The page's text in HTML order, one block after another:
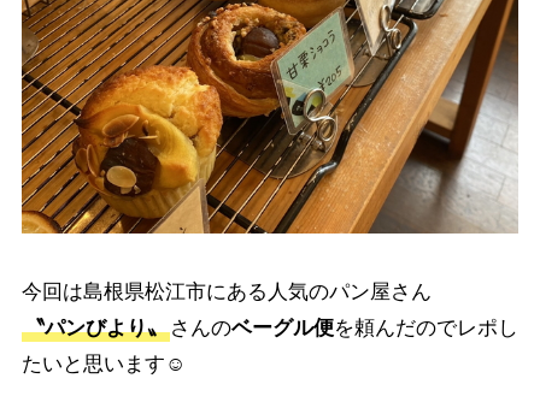
今回は島根県松江市にある人気のパン屋さん
〝パンびより〟さんのベーグル便を頼んだのでレポし
たいと思います☺︎